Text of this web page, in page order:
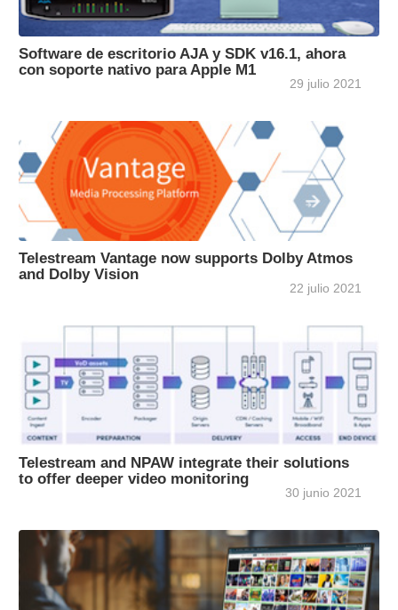
Software de escritorio AJA y SDK v16.1, ahora
con soporte nativo para Apple M1
29 julio 2021
Telestream Vantage now supports Dolby Atmos
and Dolby Vision
22 julio 2021
Telestream and NPAW integrate their solutions
to offer deeper video monitoring
30 junio 2021